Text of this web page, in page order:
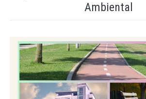
Ambiental